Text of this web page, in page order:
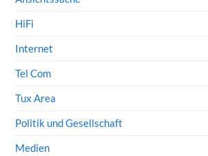
HiFi
Internet
Tel Com
Tux Area
Politik und Gesellschaft
Medien